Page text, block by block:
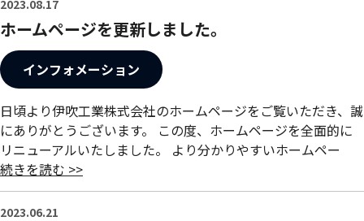
2023.08.17
ホームページを更新しました。
インフォメーション
日頃より伊吹工業株式会社のホームページをご覧いただき、誠
にありがとうございます。 この度、ホームページを全面的に
リニューアルいたしました。 より分かりやすいホームペー
続きを読む >>
2023.06.21